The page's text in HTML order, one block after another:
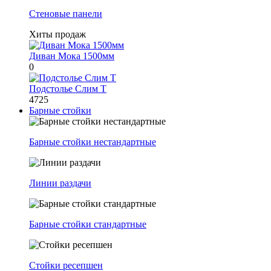
Стеновые панели
Хиты продаж
Диван Мока 1500мм
0
Подстолье Слим Т
4725
Барные стойки
Барные стойки нестандартные
Линии раздачи
Барные стойки стандартные
Стойки ресепшен